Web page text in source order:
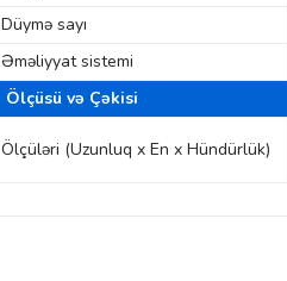
Düymə sayı
Əməliyyat sistemi
Ölçüsü və Çəkisi
Ölçüləri (Uzunluq x En x Hündürlük)